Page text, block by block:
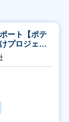
ート【ポテ
プロジェク